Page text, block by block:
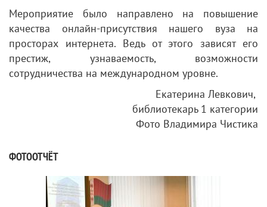
Мероприятие было направлено на повышение
качества онлайн-присутствия нашего вуза на
просторах интернета. Ведь от этого зависят его
престиж, узнаваемость, возможности
сотрудничества на международном уровне.
Екатерина Левкович,
библиотекарь 1 категории
Фото Владимира Чистика
ФОТООТЧЁТ